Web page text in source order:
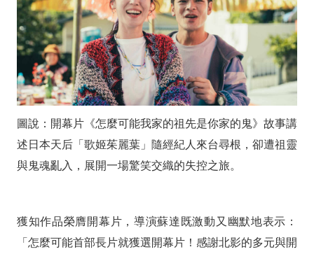
歡
樂
揭
幕
李
立
春
風
圖說：開幕片《怎麼可能我家的祖先是你家的鬼》故事講
述日本天后「歌姬茱麗葉」隨經紀人來台尋根，卻遭祖靈
與鬼魂亂入，展開一場驚笑交織的失控之旅。
獲知作品榮膺開幕片，導演蘇達既激動又幽默地表示：
「怎麼可能首部長片就獲選開幕片！感謝北影的多元與開